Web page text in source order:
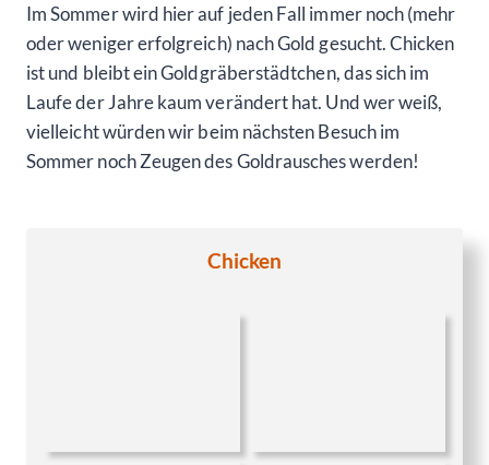
Im Sommer wird hier auf jeden Fall immer noch (mehr
oder weniger erfolgreich) nach Gold gesucht. Chicken
ist und bleibt ein Goldgräberstädtchen, das sich im
Laufe der Jahre kaum verändert hat. Und wer weiß,
vielleicht würden wir beim nächsten Besuch im
Sommer noch Zeugen des Goldrausches werden!
Chicken